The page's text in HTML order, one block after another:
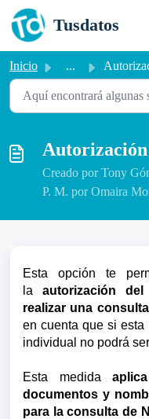
Saltar al contenido principal
Tusdatos
Inicio ... Autorización
Creado por Tony
P. M. por Omaira
Esta opción te
laautorización
realizar una
en cuenta que si
individual no podrá
Esta medida
documentos y
para la consulta de